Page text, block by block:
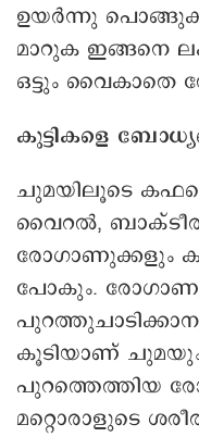
ഉയർന്നു
മാറുക ഇങ്ങനെ
ഒട്ടും വൈകാതെ
കുട്ടികളെ
ചുമയിലൂടെ
വൈറൽ,
രോഗാണുക്കളും
പോകും.
കൂടിയാണ്
പുറത്തെത്തിയ
മറ്റൊരാളുടെ